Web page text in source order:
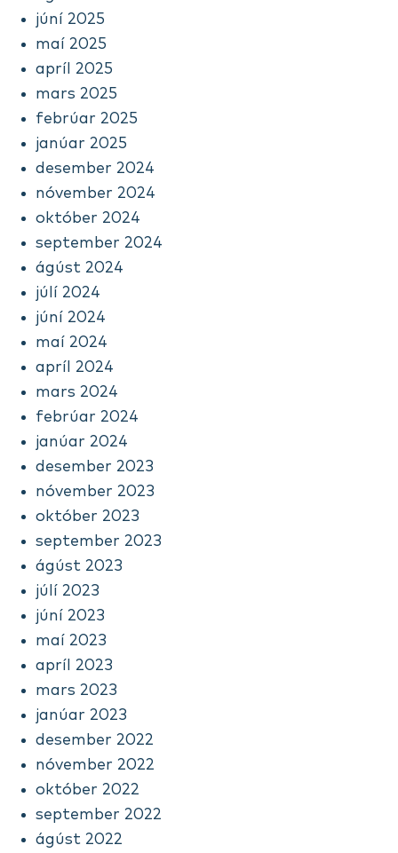
júní 2025
maí 2025
apríl 2025
mars 2025
febrúar 2025
janúar 2025
desember 2024
nóvember 2024
október 2024
september 2024
ágúst 2024
júlí 2024
júní 2024
maí 2024
apríl 2024
mars 2024
febrúar 2024
janúar 2024
desember 2023
nóvember 2023
október 2023
september 2023
ágúst 2023
júlí 2023
júní 2023
maí 2023
apríl 2023
mars 2023
janúar 2023
desember 2022
nóvember 2022
október 2022
september 2022
ágúst 2022